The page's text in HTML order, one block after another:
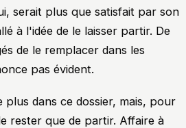
serait plus que satisfait par son
à l'idée de le laisser partir. De
de le remplacer dans les
pas évident.
dans ce dossier, mais, pour
rester que de partir. Affaire à